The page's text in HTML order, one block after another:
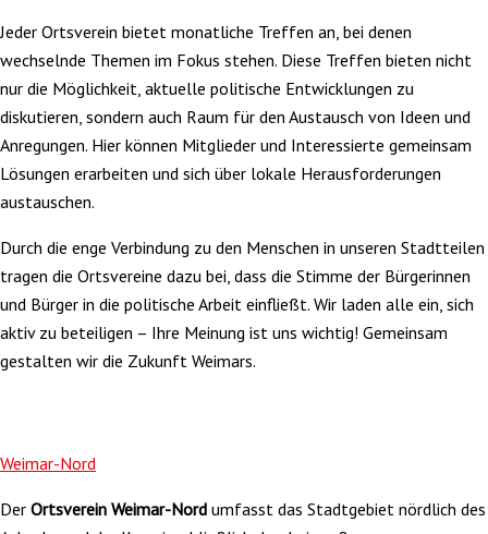
Jeder Ortsverein bietet monatliche Treffen an, bei denen
wechselnde Themen im Fokus stehen. Diese Treffen bieten nicht
nur die Möglichkeit, aktuelle politische Entwicklungen zu
diskutieren, sondern auch Raum für den Austausch von Ideen und
Anregungen. Hier können Mitglieder und Interessierte gemeinsam
Lösungen erarbeiten und sich über lokale Herausforderungen
austauschen.
Durch die enge Verbindung zu den Menschen in unseren Stadtteilen
tragen die Ortsvereine dazu bei, dass die Stimme der Bürgerinnen
und Bürger in die politische Arbeit einfließt. Wir laden alle ein, sich
aktiv zu beteiligen – Ihre Meinung ist uns wichtig! Gemeinsam
gestalten wir die Zukunft Weimars.
Weimar-Nord
Der Ortsverein Weimar-Nord umfasst das Stadtgebiet nördlich des